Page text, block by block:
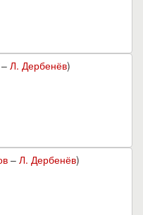
– Л. Дербенёв)
– Л. Дербенёв)